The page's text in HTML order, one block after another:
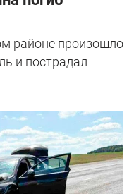
районе произошло
и пострадал